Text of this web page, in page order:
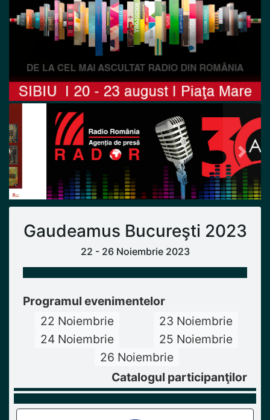
Previous Next
Gaudeamus Bucureşti 2023
22 - 26 Noiembrie 2023
Programul evenimentelor
22 Noiembrie
23 Noiembrie
24 Noiembrie
25 Noiembrie
26 Noiembrie
Catalogul participanţilor